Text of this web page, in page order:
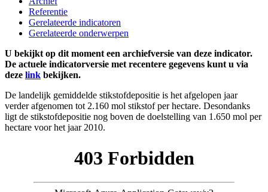
Referentie
Gerelateerde indicatoren
Gerelateerde onderwerpen
U bekijkt op dit moment een archiefversie van deze indicator.
De actuele indicatorversie met recentere gegevens kunt u via
deze link bekijken.
De landelijk gemiddelde stikstofdepositie is het afgelopen jaar
verder afgenomen tot 2.160 mol stikstof per hectare. Desondanks
ligt de stikstofdepositie nog boven de doelstelling van 1.650 mol per
hectare voor het jaar 2010.